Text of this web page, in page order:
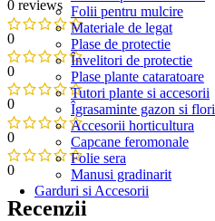
Folii pentru mulcire
Materiale de legat
Plase de protectie
Învelitori de protectie
Plase plante cataratoare
Tutori plante si accesorii
Îgrasaminte gazon si flori
Accesorii horticultura
Capcane feromonale
Folie sera
Manusi gradinarit
Garduri si Accesorii
0 reviews
0
0
0
0
0
Recenzii